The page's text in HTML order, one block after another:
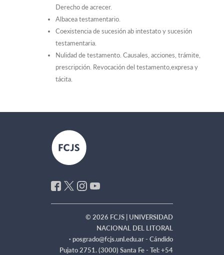
Derecho de acrecer.
Albacea testamentario.
Coexistencia de sucesión ab intestato y sucesión
testamentaria.
Nulidad de testamento. Causales, acciones, trámite,
prescripción. Revocación del testamento,expresa y
tácita.
© 2026 FCJS | UNIVERSIDAD
NACIONAL DEL LITORAL
·posgrado@fcjs.unl.edu.ar - Cándido
Pujato 2751. (3000) Santa Fe - Tel: +54